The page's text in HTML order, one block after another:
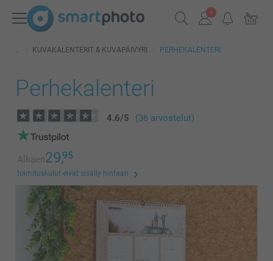
KUVAKALENTERIT & KUVAPÄIVYRI PERHEKALENTERI
Perhekalenteri
4.6/5 (36 arvostelut)
Alkaen29,95
toimituskulut eivät sisälly hintaan